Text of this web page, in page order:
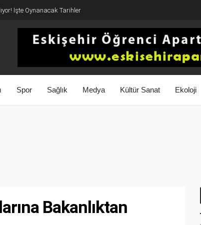
İşte Oynanacak Tarihler
Spor Sağlık Medya Kültür Sanat Ekoloji
Bakanlıktan